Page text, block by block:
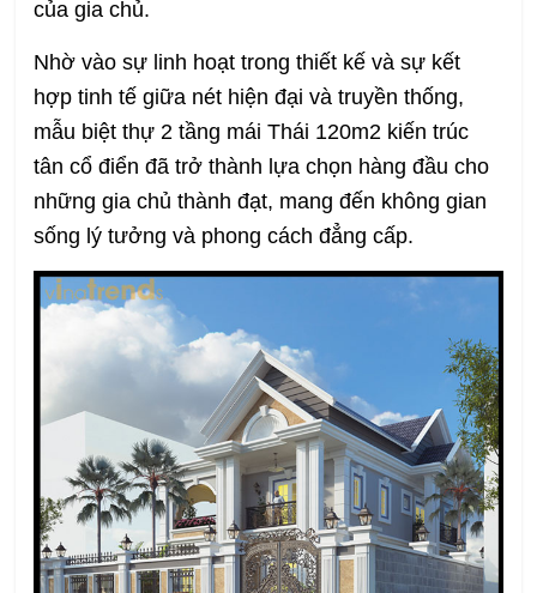
của gia chủ.
Nhờ vào sự linh hoạt trong thiết kế và sự kết
hợp tinh tế giữa nét hiện đại và truyền thống,
mẫu biệt thự 2 tầng mái Thái 120m2 kiến trúc
tân cổ điển đã trở thành lựa chọn hàng đầu cho
những gia chủ thành đạt, mang đến không gian
sống lý tưởng và phong cách đẳng cấp.